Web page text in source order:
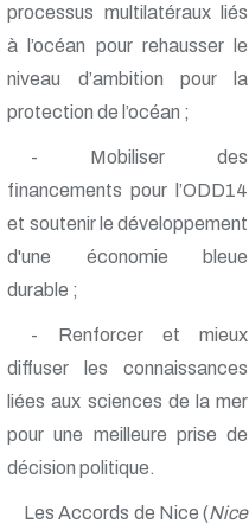
processus multilatéraux liés
à l’océan pour rehausser le
niveau d’ambition pour la
protection de l’océan ;
- Mobiliser des
financements pour l’ODD14
et soutenir le développement
d'une économie bleue
durable ;
- Renforcer et mieux
diffuser les connaissances
liées aux sciences de la mer
pour une meilleure prise de
décision politique.
Les Accords de Nice (Nice